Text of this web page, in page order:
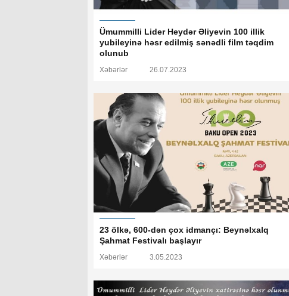
Ümummilli Lider Heydər Əliyevin 100 illik
yubileyinə həsr edilmiş sənədli film təqdim
olunub
Xəbərlər 26.07.2023
23 ölkə, 600-dən çox idmançı: Beynəlxalq
Şahmat Festivalı başlayır
Xəbərlər 3.05.2023